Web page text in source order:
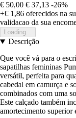
€ 50,00 € 37,13 -26%
+€ 1,86 oferecidos na
validacao da sua
Loading...
Descrição
Que você vá para o
sapatilhas femininas
versátil, perfeita para
cabedal em camurça e
combinados com uma
Este calçado também
amortecimento superior